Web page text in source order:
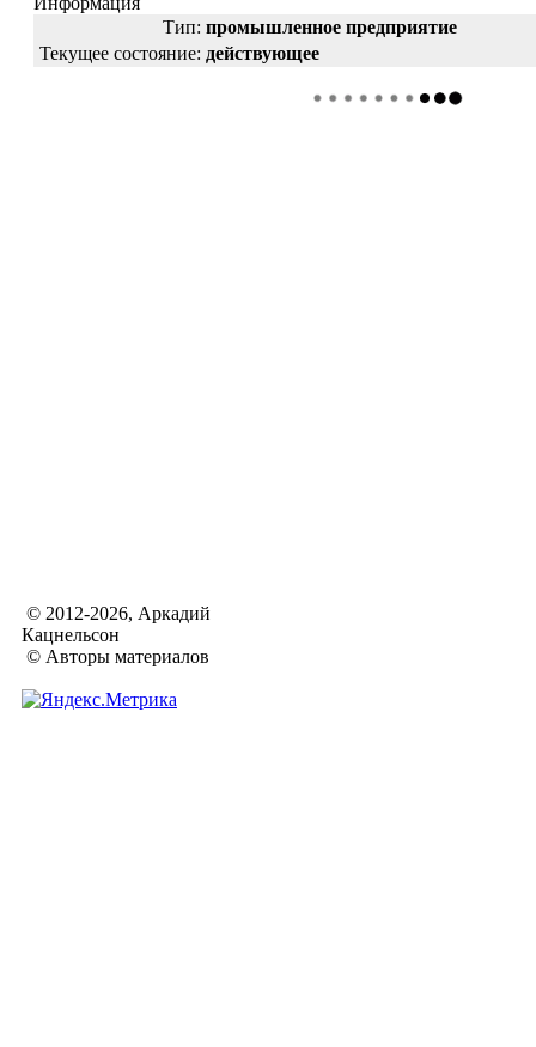
Тип: промышленное предприятие
Текущее состояние: действующее
© 2012-2026, Аркадий
Кацнельсон
© Авторы материалов